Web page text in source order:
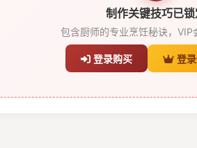
制作关键技巧已
包含厨师的专业烹饪秘诀，VIP
登录购买 登